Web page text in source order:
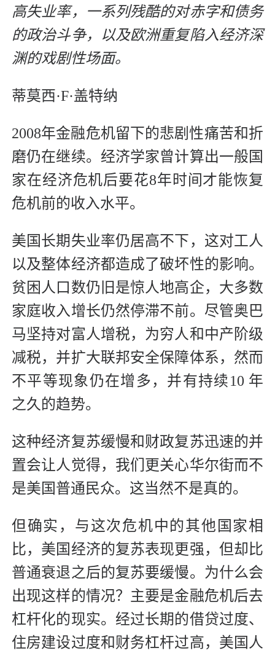
高失业率，一系列残酷的对赤字和债务
的政治斗争，以及欧洲重复陷入经济深
渊的戏剧性场面。
蒂莫西·F·盖特纳
2008年金融危机留下的悲剧性痛苦和折
磨仍在继续。经济学家曾计算出一般国
家在经济危机后要花8年时间才能恢复
危机前的收入水平。
美国长期失业率仍居高不下，这对工人
以及整体经济都造成了破坏性的影响。
贫困人口数仍旧是惊人地高企，大多数
家庭收入增长仍然停滞不前。尽管奥巴
马坚持对富人增税，为穷人和中产阶级
减税，并扩大联邦安全保障体系，然而
不平等现象仍在增多，并有持续10 年
之久的趋势。
这种经济复苏缓慢和财政复苏迅速的并
置会让人觉得，我们更关心华尔街而不
是美国普通民众。这当然不是真的。
但确实，与这次危机中的其他国家相
比，美国经济的复苏表现更强，但却比
普通衰退之后的复苏要缓慢。为什么会
出现这样的情况？主要是金融危机后去
杠杆化的现实。经过长期的借贷过度、
住房建设过度和财务杠杆过高，美国人